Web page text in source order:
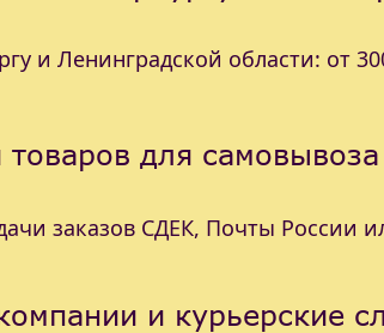
и Ленинградской области: от
для
заказов СДЕК, Почты России
и курьерские